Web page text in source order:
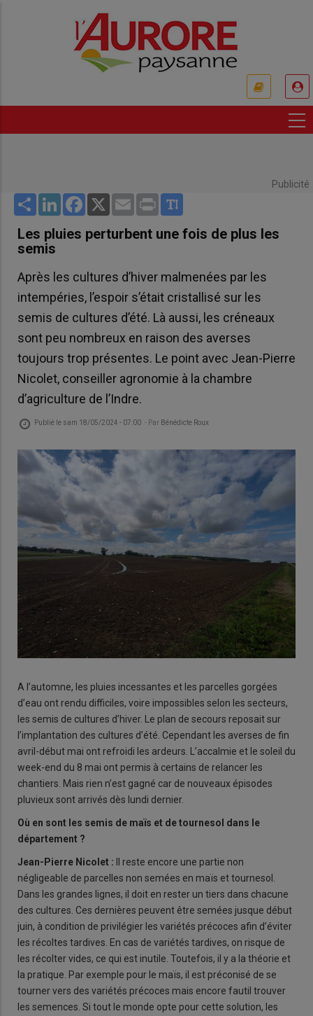
Publicité
Share LinkedInFacebook
X Email Print
Les pluies perturbent une fois de plus les
semis
Après les cultures d’hiver malmenées par les
intempéries, l’espoir s’était cristallisé sur les
semis de cultures d’été. Là aussi, les créneaux
sont peu nombreux en raison des averses
toujours trop présentes. Le point avec Jean-Pierre
Nicolet, conseiller agronomie à la chambre
d’agriculture de l’Indre.
Publié le sam 18/05/2024 - 07:00 - Par Bénédicte Roux
A l’automne, les pluies incessantes et les parcelles gorgées
d’eau ont rendu difficiles, voire impossibles selon les secteurs,
les semis de cultures d’hiver. Le plan de secours reposait sur
l’implantation des cultures d’été. Cependant les averses de fin
avril-début mai ont refroidi les ardeurs. L’accalmie et le soleil du
week-end du 8 mai ont permis à certains de relancer les
chantiers. Mais rien n’est gagné car de nouveaux épisodes
pluvieux sont arrivés dès lundi dernier.
Où en sont les semis de maïs et de tournesol dans le
département ?
Jean-Pierre Nicolet : Il reste encore une partie non
négligeable de parcelles non semées en maïs et tournesol.
Dans les grandes lignes, il doit en rester un tiers dans chacune
des cultures. Ces dernières peuvent être semées jusque début
juin, à condition de privilégier les variétés précoces afin d’éviter
les récoltes tardives. En cas de variétés tardives, on risque de
les récolter vides, ce qui est inutile. Toutefois, il y a la théorie et
la pratique. Par exemple pour le maïs, il est préconisé de se
tourner vers des variétés précoces mais encore fautil trouver
les semences. Si tout le monde opte pour cette solution, les